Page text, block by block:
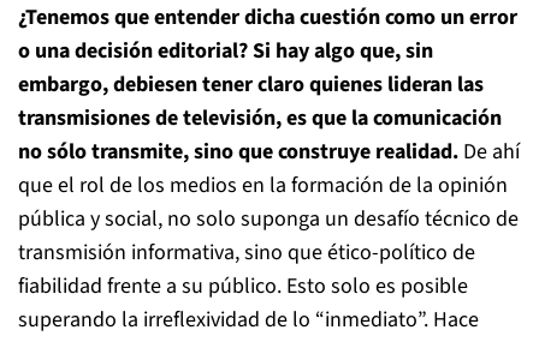
¿Tenemos que entender dicha cuestión como un error
o una decisión editorial? Si hay algo que, sin
embargo, debiesen tener claro quienes lideran las
transmisiones de televisión, es que la comunicación
no sólo transmite, sino que construye realidad. De ahí
que el rol de los medios en la formación de la opinión
pública y social, no solo suponga un desafío técnico de
transmisión informativa, sino que ético-político de
fiabilidad frente a su público. Esto solo es posible
superando la irreflexividad de lo “inmediato”. Hace